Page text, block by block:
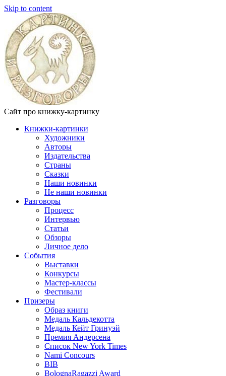
Skip to content
Сайт про книжку-картинку
Книжки-картинки
Художники
Авторы
Издательства
Страны
Сказки
Наши новинки
Не наши новинки
Разговоры
Процесс
Интервью
Статьи
Обзоры
Личное дело
События
Выставки
Конкурсы
Мастер-классы
Фестивали
Призеры
Образ книги
Медаль Кальдекотта
Медаль Кейт Гринуэй
Премия Андерсена
Список New York Times
Nami Concours
BIB
BolognaRagazzi Award